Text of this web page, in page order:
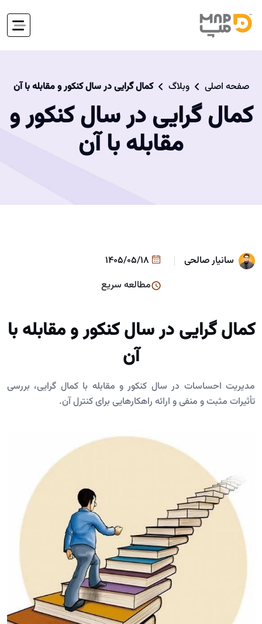
صفحه اصلی وبلاگ کمال گرایی در سال کنکور و مقابله با آن
کمال گرایی در سال کنکور و
مقابله با آن
سانیار صالحی
مطالعه سریع
کمال گرایی در سال کنکور و مقابله با
آن
مدیریت احساسات در سال کنکور و مقابله با کمال گرایی، بررسی
تأثیرات مثبت و منفی و ارائه راهکارهایی برای کنترل آن.